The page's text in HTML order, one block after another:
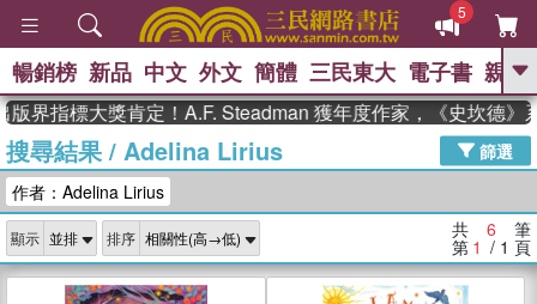
5
GO
熱搜： 高希均教授回憶錄
、 The Odyssey 、 父親節 、 如果歷
獎 臺灣漫遊錄 、 方念華 、 台灣的李
登輝時代
數學女孩：黎曼猜想 、
偉大的迷走神經
暢銷榜 新品 中文 外文 簡體 三民東大 電子書 親子
界指標大獎肯定！A.F. Steadman 獲年度作家，《史坎德》
搜尋結果/ Adelina Lirius
篩選
作者：Adelina Lirius
顯示 排序 共 6 筆
第 1 / 1 頁